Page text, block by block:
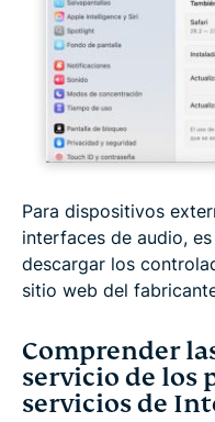
Para dispositivos
interfaces de audio,
descargar los
sitio web del
Comprender
servicio de los
servicios de